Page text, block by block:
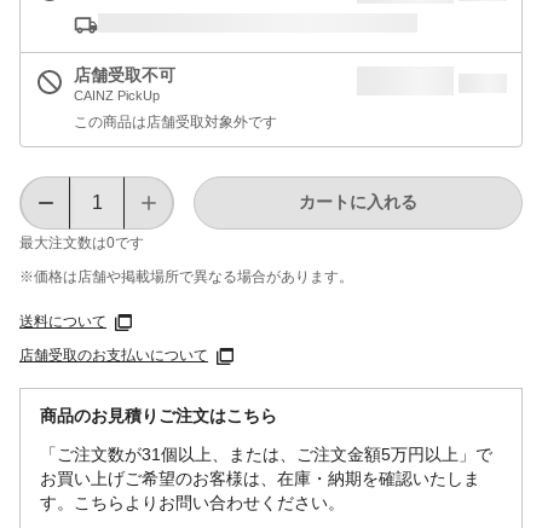
店舗受取不可
CAINZ PickUp
この商品は店舗受取対象外です
最大注文数は0です
カートに入れる
※価格は​店舗や​掲載場所で​異なる​場合が​あります。
送料について
店舗受取のお支払いについて
商品のお見積りご注文はこちら
「ご注文数が31個以上、または、ご注文金額5万円以上」で
お買い上げご希望のお客様は、在庫・納期を確認いたしま
す。こちらよりお問い合わせください。